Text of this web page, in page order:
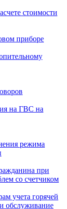
стоимости
приборе
на ГВС на
режима
при
со счетчиком
учета горячей
обслуживание